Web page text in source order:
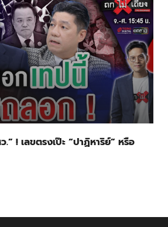
! เลขตรงเป๊ะ “ปาฏิหาริย์” หรือ